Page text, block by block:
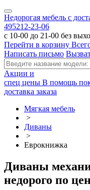
Недорогая мебель с
495212-23-06
с 10-00 до 21-00 без
Перейти в корзину
Написать письмо
Акции и
спец цены В помощь
доставка заказа
Мягкая мебель
>
Диваны
>
Еврокнижка
Диваны
недорого по